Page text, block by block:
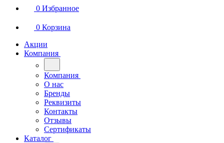
0 Избранное
0 Корзина
Акции
Компания
Компания
О нас
Бренды
Реквизиты
Контакты
Отзывы
Сертификаты
Каталог